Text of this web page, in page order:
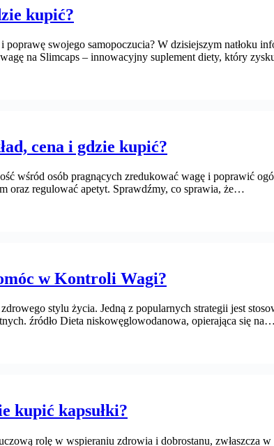
kupić?
swojego samopoczucia? W dzisiejszym natłoku
na Slimcaps – innowacyjny suplement diety, który
cena i gdzie kupić?
wśród osób pragnących zredukować wagę i poprawić
oraz regulować apetyt. Sprawdźmy, co sprawia, że…
w Kontroli Wagi?
stylu życia. Jedną z popularnych strategii jest
źródło Dieta niskowęglowodanowa, opierająca się na…
kupić kapsułki?
rolę w wspieraniu zdrowia i dobrostanu, zwłaszcza